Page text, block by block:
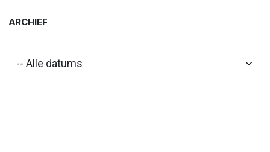
ARCHIEF